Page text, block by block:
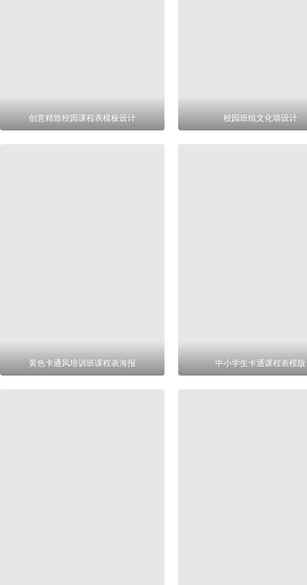
创意精致校园课程表模板设计 校园班组文化墙设计
黄色卡通风培训班课程表海报 中小学生卡通课程表模版